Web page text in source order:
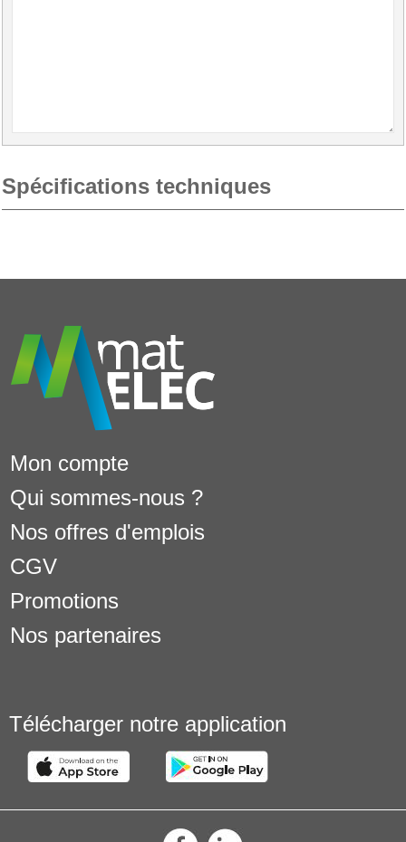
Spécifications techniques
Mon compte
Qui sommes-nous ?
Nos offres d'emplois
CGV
Promotions
Nos partenaires
Télécharger notre application